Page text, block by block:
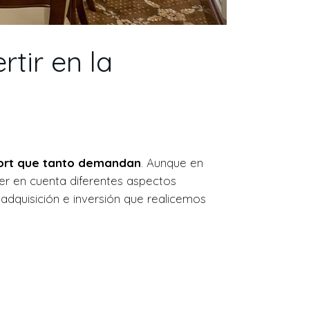
en la
que tanto demandan . Aunque en
en cuenta diferentes aspectos
e inversión que realicemos